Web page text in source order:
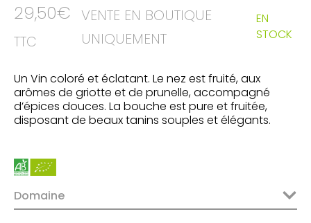
29,50€
TTC
VENTE EN BOUTIQUE
UNIQUEMENT
EN
STOCK
Un Vin coloré et éclatant. Le nez est fruité, aux
arômes de griotte et de prunelle, accompagné
d’épices douces. La bouche est pure et fruitée,
disposant de beaux tanins souples et élégants.
Domaine